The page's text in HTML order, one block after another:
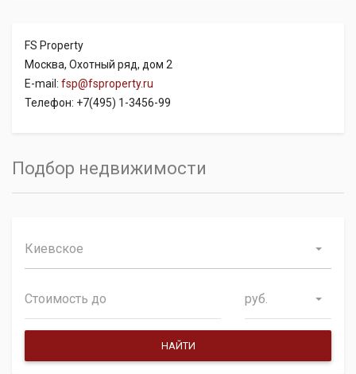
FS Property
Москва, Охотный ряд, дом 2
E-mail: fsp@fsproperty.ru
Телефон: +7(495) 1-3456-99
Подбор недвижимости
Киевское
руб.